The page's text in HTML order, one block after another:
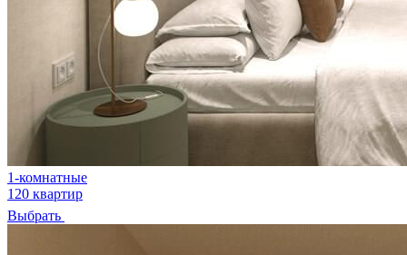
1-комнатные
120 квартир
Выбрать